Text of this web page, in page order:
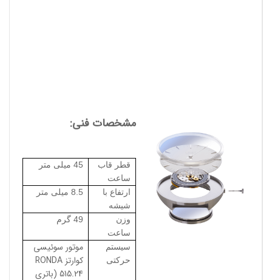
مشخصات فنی:
قطر قاب
ساعت
45 میلی متر
ارتفاع با
شیشه
8.5 میلی متر
وزن
ساعت
49 گرم
سیستم
حرکتی
موتور سوئیسی
کوارتز RONDA
515.24 (باتری